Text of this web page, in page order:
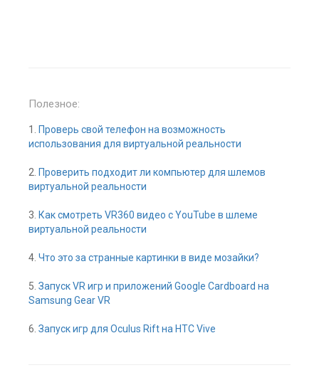
Полезное:
1.
Проверь свой телефон на возможность
использования для виртуальной реальности
2. Проверить подходит ли компьютер для шлемов
виртуальной реальности
3. Как смотреть VR360 видео с YouTube в шлеме
виртуальной реальности
4. Что это за странные картинки в виде мозайки?
5. Запуск VR игр и приложений Google Cardboard на
Samsung Gear VR
6. Запуск игр для Oculus Rift на HTC Vive